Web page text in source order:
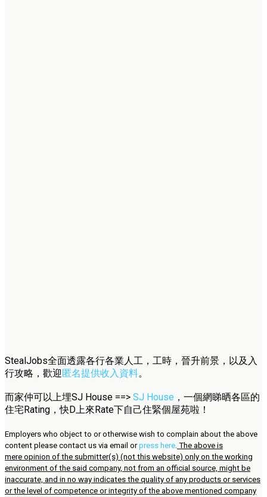
StealJobs全面透露各行各業人工，工時，晉升前景，以及入
行攻略，歡迎匿名提供收入資料。
而家仲可以上埋SJ House ==> SJ House ，一個網睇晒各區的
住宅Rating，快D上來Rate下自己住緊個屋苑啦！
Employers who object to or otherwise wish to complain about the above
content please contact us via email orpress here. The above is
mere opinion of the submitter(s) (not this website) only on the working
environment of the said company, not from an official source, might be
inaccurate, and in no way indicates the quality of any products or services
or the level of competence or integrity of the above mentioned company